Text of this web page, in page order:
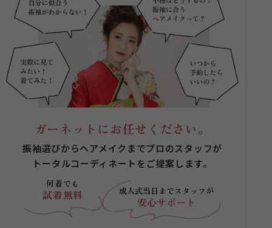
ガーネットにお任せください。
振袖選びからヘアメイクまでプロのスタッフが
トータルコーディネートをご提案します。
何着でも
試着無料 成人式当日まで スタッフが
安心サポート